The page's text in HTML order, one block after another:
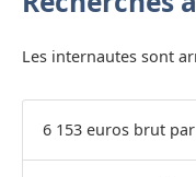
Les internautes sont
6 153 euros brut